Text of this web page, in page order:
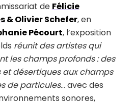
de Félicie
& Olivier Schefer, en
Pécourt, l’exposition
réunit des artistes qui
les champs profonds : des
désertiques aux champs
de particules… avec des
sonores,